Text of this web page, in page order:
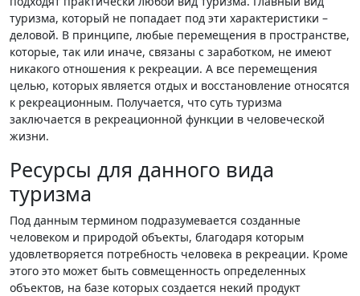
туризма, который не попадает под эти характеристики –
деловой. В принципе, любые перемещения в пространстве,
которые, так или иначе, связаны с заработком, не имеют
никакого отношения к рекреации. А все перемещения
целью, которых является отдых и восстановление относятся
к рекреационным. Получается, что суть туризма
заключается в рекреационной функции в человеческой
жизни.
Ресурсы для данного вида
туризма
Под данным термином подразумевается созданные
человеком и природой объекты, благодаря которым
удовлетворяется потребность человека в рекреации. Кроме
этого это может быть совмещенность определенных
объектов, на базе которых создается некий продукт